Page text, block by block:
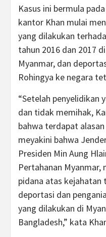
Kasus ini bermula
kantor Khan mulai
yang dilakukan
tahun 2016 dan 2017
Myanmar, dan
Rohingya ke negara
“Setelah penyelidikan
dan tidak memihak,
bahwa terdapat
meyakini bahwa
Presiden Min Aung
Pertahanan
pidana atas kejahatan
deportasi dan
yang dilakukan di
Bangladesh,” kata